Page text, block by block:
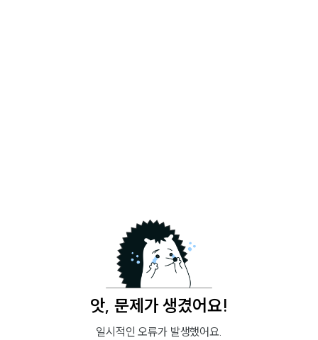
앗, 문제가 생겼어요!
일시적인 오류가 발생했어요.